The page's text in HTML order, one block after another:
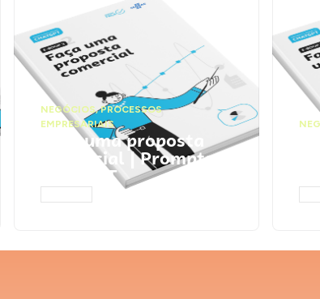
NEGÓCIOS,PROCESSOS
EMPRESARIAIS
Faça uma proposta
comercial | Prompts
ChatGPT